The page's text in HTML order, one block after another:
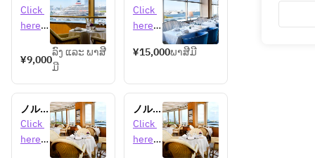
ノルマ
ンデ
定！客
日限定
ランチ
Click
here
detail
¥9,000
ລົງ ແລະ ພາສີ
ມີ
様～乾
杯用シ
ン＆ケ
記念日
にピッ
タリア
ニバー
Click
here
detail
¥15,000ພາສີມີ
ノルマ
ンディ
自慢の
Click
here
ノルマ
ンディ
自慢の
Click
here